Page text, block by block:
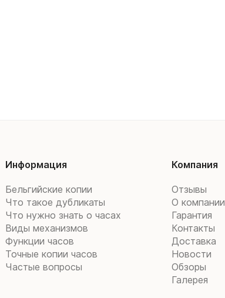
Информация
Бельгийские копии
Что такое дубликаты
Что нужно знать о часах
Виды механизмов
Функции часов
Точные копии часов
Частые вопросы
Компания
Отзывы
О компании
Гарантия
Контакты
Доставка
Новости
Обзоры
Галерея